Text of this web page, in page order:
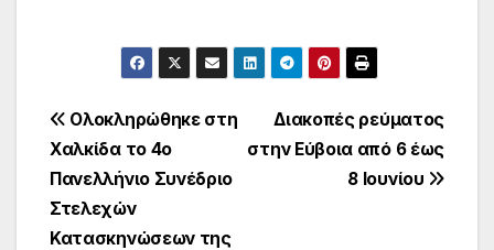
Πλοήγηση
άρθρων
Διακοπές ρεύματος
στην Εύβοια από 6 έως
8 Ιουνίου
Ολοκληρώθηκε στη
Χαλκίδα το 4ο
Πανελλήνιο Συνέδριο
Στελεχών
Κατασκηνώσεων της